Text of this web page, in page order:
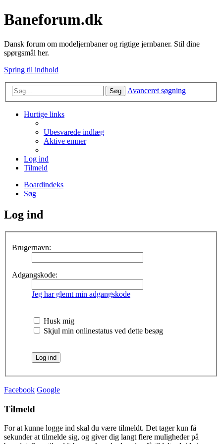
Baneforum.dk
Dansk forum om modeljernbaner og rigtige jernbaner. Stil dine
spørgsmål her.
Spring til indhold
Søg Avanceret søgning
Hurtige links
Ubesvarede indlæg
Aktive emner
Log ind
Tilmeld
Boardindeks
Søg
Log ind
Brugernavn:
Adgangskode:
Jeg har glemt min adgangskode
Husk mig
Skjul min onlinestatus ved dette besøg
Facebook Google
Tilmeld
For at kunne logge ind skal du være tilmeldt. Det tager kun få
sekunder at tilmelde sig, og giver dig langt flere muligheder på